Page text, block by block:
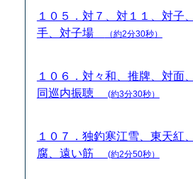
１０５．対７、対１１、対子
手、対子場
（約2分30秒）
１０６．対々和、推牌、対面
同巡内振聴
(約3分30秒）
１０７．独釣寒江雪、東天紅
腐、遠い筋
(約2分50秒）